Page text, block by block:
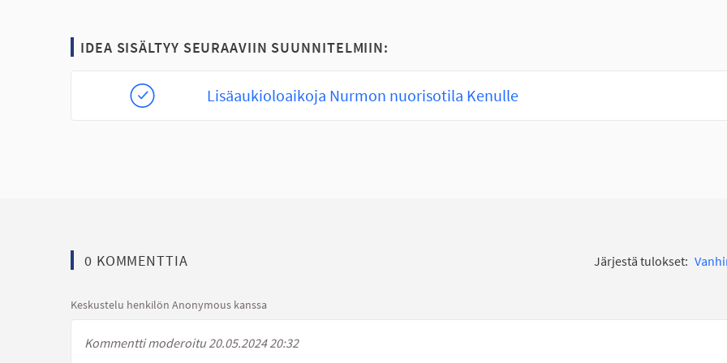
IDEA SISÄLTYY SEURAAVIIN SUUNNITELMIIN:
Lisäaukioloaikoja Nurmon nuorisotila Kenulle
0 KOMMENTTIA Järjestä tulokset:
Keskustelu henkilön Anonymous kanssa
Kommentti moderoitu 20.05.2024 20:32